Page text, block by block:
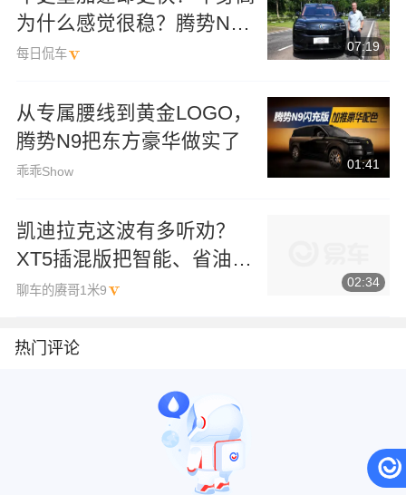
为什么感觉很稳？腾势N9
闪充版试驾
每日侃车
07:19
从专属腰线到黄金LOGO，
腾势N9把东方豪华做实了
乖乖Show
01:41
凯迪拉克这波有多听劝？
XT5插混版把智能、省油、
操控全凑齐了！
聊车的赓哥1米9
02:34
热门评论